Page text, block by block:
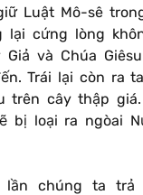
Luật Mô-sê
lại cứng lòng
Giả và Chúa
Trái lại còn ra
trên cây thập
bị loại ra ngòai
lần chúng ta